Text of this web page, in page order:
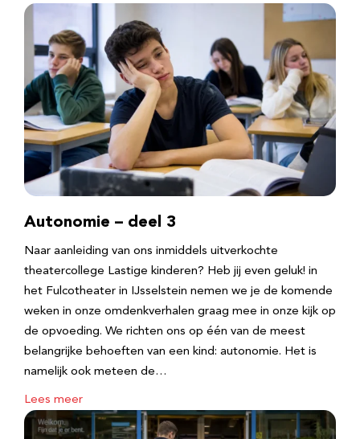
Autonomie – deel 3
Naar aanleiding van ons inmiddels uitverkochte
theatercollege Lastige kinderen? Heb jij even geluk! in
het Fulcotheater in IJsselstein nemen we je de komende
weken in onze omdenkverhalen graag mee in onze kijk op
de opvoeding. We richten ons op één van de meest
belangrijke behoeften van een kind: autonomie. Het is
namelijk ook meteen de…
Lees meer